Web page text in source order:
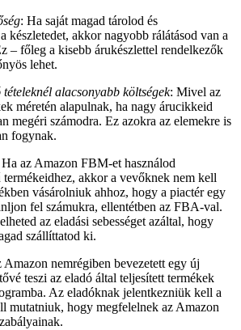
: Ha saját magad tárolod és
készletedet, akkor nagyobb rálátásod van a
– főleg a kisebb árukészlettel rendelkezők
lehet.
alacsonyabb költségek: Mivel az
méretén alapulnak, ha nagy árucikkeid
megéri számodra. Ez azokra az elemekre is
fogynak.
Ha az Amazon FBM-et használod
termékeidhez, akkor a vevőknek nem kell
vásárolniuk ahhoz, hogy a piactér egy
fel számukra, ellentétben az FBA-val.
az eladási sebességet azáltal, hogy
szállíttatod ki.
Amazon nemrégiben bevezetett egy új
teszi az eladó által teljesített termékek
Az eladóknak jelentkezniük kell a
mutatniuk, hogy megfelelnek az Amazon